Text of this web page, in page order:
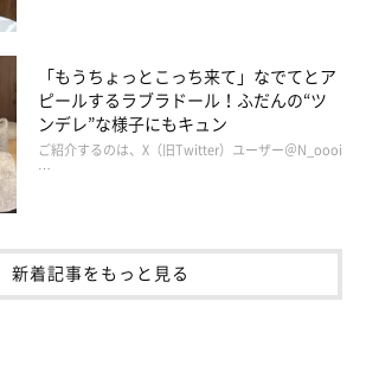
「もうちょっとこっち来て」なでてとア
ピールするラブラドール！ふだんの“ツ
ンデレ”な様子にもキュン
ご紹介するのは、X（旧Twitter）ユーザー＠N_oooi
…
新着記事をもっと見る